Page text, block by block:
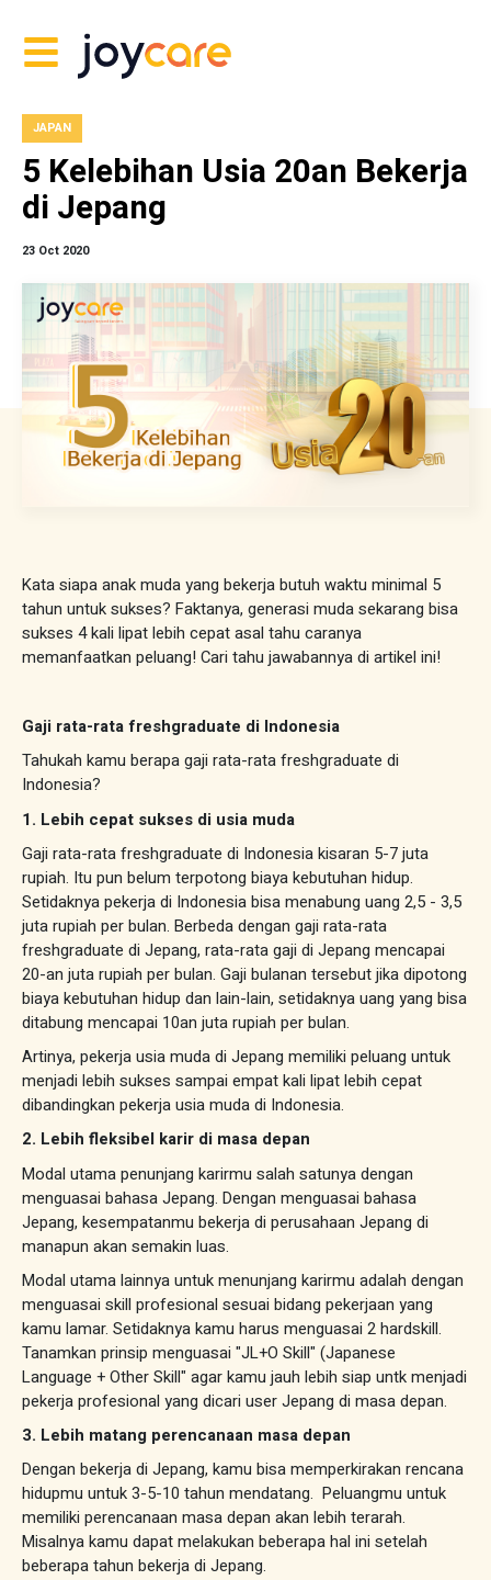
JAPAN
5 Kelebihan Usia 20an Bekerja
di Jepang
23 Oct 2020
Kata siapa anak muda yang bekerja butuh waktu minimal 5
tahun untuk sukses? Faktanya, generasi muda sekarang bisa
sukses 4 kali lipat lebih cepat asal tahu caranya
memanfaatkan peluang! Cari tahu jawabannya di artikel ini!
Gaji rata-rata freshgraduate di Indonesia
Tahukah kamu berapa gaji rata-rata freshgraduate di
Indonesia?
1. Lebih cepat sukses di usia muda
Gaji rata-rata freshgraduate di Indonesia kisaran 5-7 juta
rupiah. Itu pun belum terpotong biaya kebutuhan hidup.
Setidaknya pekerja di Indonesia bisa menabung uang 2,5 - 3,5
juta rupiah per bulan. Berbeda dengan gaji rata-rata
freshgraduate di Jepang, rata-rata gaji di Jepang mencapai
20-an juta rupiah per bulan. Gaji bulanan tersebut jika dipotong
biaya kebutuhan hidup dan lain-lain, setidaknya uang yang bisa
ditabung mencapai 10an juta rupiah per bulan.
Artinya, pekerja usia muda di Jepang memiliki peluang untuk
menjadi lebih sukses sampai empat kali lipat lebih cepat
dibandingkan pekerja usia muda di Indonesia.
2. Lebih fleksibel karir di masa depan
Modal utama penunjang karirmu salah satunya dengan
menguasai bahasa Jepang. Dengan menguasai bahasa
Jepang, kesempatanmu bekerja di perusahaan Jepang di
manapun akan semakin luas.
Modal utama lainnya untuk menunjang karirmu adalah dengan
menguasai skill profesional sesuai bidang pekerjaan yang
kamu lamar. Setidaknya kamu harus menguasai 2 hardskill.
Tanamkan prinsip menguasai "JL+O Skill" (Japanese
Language + Other Skill" agar kamu jauh lebih siap untk menjadi
pekerja profesional yang dicari user Jepang di masa depan.
3. Lebih matang perencanaan masa depan
Dengan bekerja di Jepang, kamu bisa memperkirakan rencana
hidupmu untuk 3-5-10 tahun mendatang. Peluangmu untuk
memiliki perencanaan masa depan akan lebih terarah.
Misalnya kamu dapat melakukan beberapa hal ini setelah
beberapa tahun bekerja di Jepang.